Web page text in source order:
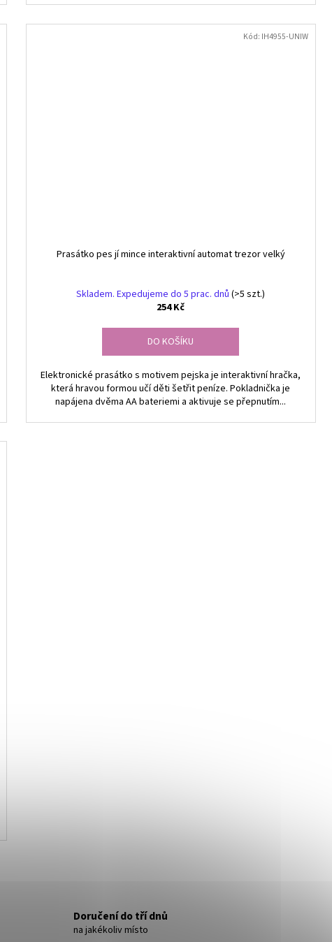
Prasátko pes jí mince interaktivní automat trezor velký
Skladem. Expedujeme do 5 prac. dnů(>5 szt.)
254 Kč
DO KOŠÍKU
Elektronické prasátko s motivem pejska je interaktivní hračka,
která hravou formou učí děti šetřit peníze. Pokladnička je
napájena dvěma AA bateriemi a aktivuje se přepnutím...
Kód: IH4955-UNIW
Doručení do tří dnů
na jakékoliv místo